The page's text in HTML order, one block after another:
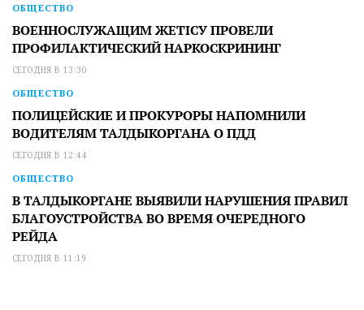
ОБЩЕСТВО
ВОЕННОСЛУЖАЩИМ ЖЕТІСУ ПРОВЕЛИ
ПРОФИЛАКТИЧЕСКИЙ НАРКОСКРИНИНГ
СЕГОДНЯ В 13:30
ОБЩЕСТВО
ПОЛИЦЕЙСКИЕ И ПРОКУРОРЫ НАПОМНИЛИ
ВОДИТЕЛЯМ ТАЛДЫКОРГАНА О ПДД
СЕГОДНЯ В 12:44
ОБЩЕСТВО
В ТАЛДЫКОРГАНЕ ВЫЯВИЛИ НАРУШЕНИЯ ПРАВИЛ
БЛАГОУСТРОЙСТВА ВО ВРЕМЯ ОЧЕРЕДНОГО
РЕЙДА
СЕГОДНЯ В 11:19